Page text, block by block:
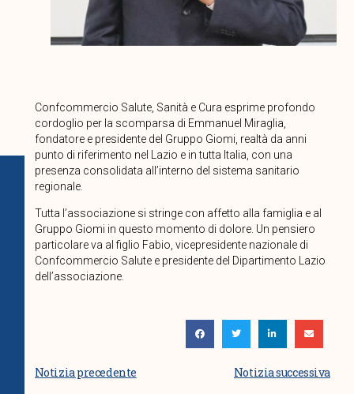
Confcommercio Salute, Sanità e Cura esprime profondo
cordoglio per la scomparsa di Emmanuel Miraglia,
fondatore e presidente del Gruppo Giomi, realtà da anni
punto di riferimento nel Lazio e in tutta Italia, con una
presenza consolidata all’interno del sistema sanitario
regionale.
Tutta l’associazione si stringe con affetto alla famiglia e al
Gruppo Giomi in questo momento di dolore. Un pensiero
particolare va al figlio Fabio, vicepresidente nazionale di
Confcommercio Salute e presidente del Dipartimento Lazio
dell’associazione.
Notizia precedente Notizia successiva